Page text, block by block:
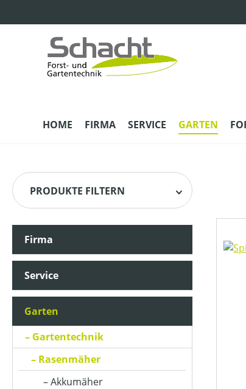
HOME FIRMA SERVICE GARTEN
PRODUKTE FILTERN
HERSTELLER
ARBEITSSTUFENANZAHL
BETRIEBSART
Firma
Service
Garten
Gartentechnik
Rasenmäher
Akkumäher